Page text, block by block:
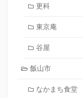
更科
東京庵
谷屋
飯山市
なかまち食堂